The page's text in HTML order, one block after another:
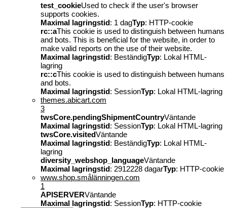
test_cookieUsed to check if the user's browser
supports cookies.
Maximal lagringstid: 1 dagTyp: HTTP-cookie
rc::aThis cookie is used to distinguish between humans
and bots. This is beneficial for the website, in order to
make valid reports on the use of their website.
Maximal lagringstid: BeständigTyp: Lokal HTML-
lagring
rc::cThis cookie is used to distinguish between humans
and bots.
Maximal lagringstid: SessionTyp: Lokal HTML-lagring
themes.abicart.com
3
twsCore.pendingShipmentCountryVäntande
Maximal lagringstid: SessionTyp: Lokal HTML-lagring
twsCore.visitedVäntande
Maximal lagringstid: BeständigTyp: Lokal HTML-
lagring
diversity_webshop_languageVäntande
Maximal lagringstid: 2912228 dagarTyp: HTTP-cookie
www.shop.smålänningen.com
1
APISERVERVäntande
Maximal lagringstid: SessionTyp: HTTP-cookie